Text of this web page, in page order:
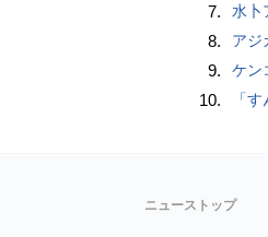
7. 水卜
8. アジ
9. ケン
10. 「
ニューストップ